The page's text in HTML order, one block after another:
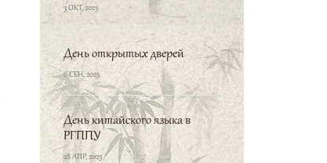
3 ОКТ, 2023
День открытых дверей
6 СЕН, 2023
День китайского языка в
РГППУ
28 АПР, 2023